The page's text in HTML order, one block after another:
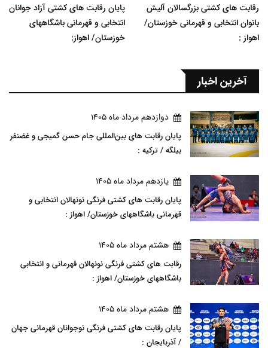
رقابت های کشتی بزرگسالان آلیش
بانوان انتخابی و قهرمانی خوزستان/
اهواز :
پایان رقابت های کشتی آزاد جوانان
انتخابی و قهرمانی باشگاههای
خوزستان/ اهواز:
آخرین اخبار
دوازدهم مرداد ماه 1405
پایان رقابت های بین‌المللی جام حسن گمیجی و غضنفر
بیلگه / ترکیه :
يازدهم مرداد ماه 1405
پایان رقابت های کشتی فرنگی نونهالان انتخابی و
قهرمانی باشگاههای خوزستان/ اهواز :
هشتم مرداد ماه 1405
رقابت های کشتی فرنگی نونهالان قهرمانی و انتخابی
باشگاههای خوزستان/ اهواز :
هشتم مرداد ماه 1405
پایان رقابت های کشتی فرنگی نوجوانان قهرمانی جهان
/ آذربایجان :